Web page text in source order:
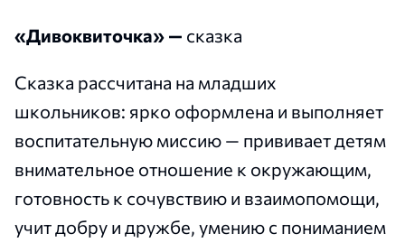
«Дивоквиточка» — сказка
Сказка рассчитана на младших
школьников: ярко оформлена и выполняет
воспитательную миссию — прививает детям
внимательное отношение к окружающим,
готовность к сочувствию и взаимопомощи,
учит добру и дружбе, умению с пониманием